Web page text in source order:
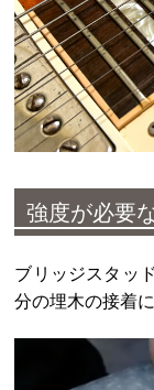
強度が必要
ブリッジスタッ
分の埋木の接着